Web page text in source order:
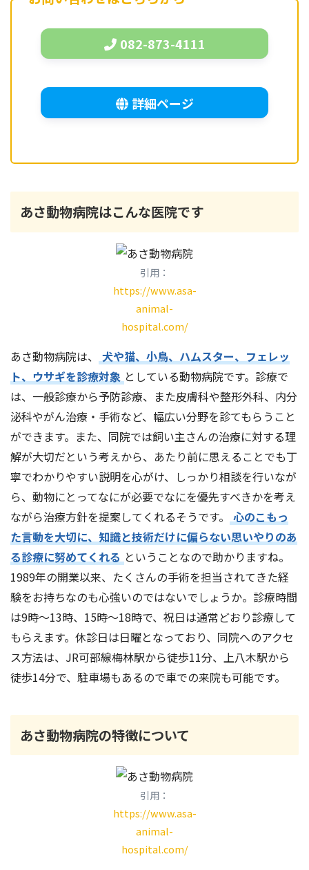
082-873-4111
詳細ページ
あさ動物病院はこんな医院です
引用：
https://www.asa-
animal-
hospital.com/
あさ動物病院は、
犬や猫、小鳥、ハムスター、フェレッ
ト、ウサギを診療対象 としている動物病院です。診療で
は、一般診療から予防診療、また皮膚科や整形外科、内分
泌科やがん治療・手術など、幅広い分野を診てもらうこと
ができます。また、同院では飼い主さんの治療に対する理
解が大切だという考えから、あたり前に思えることでも丁
寧でわかりやすい説明を心がけ、しっかり相談を行いなが
ら、動物にとってなにが必要でなにを優先すべきかを考え
ながら治療方針を提案してくれるそうです。
心のこもっ
た言動を大切に、知識と技術だけに偏らない思いやりのあ
る診療に努めてくれる ということなので助かりますね。
1989年の開業以来、たくさんの手術を担当されてきた経
験をお持ちなのも心強いのではないでしょうか。診療時間
は9時～13時、15時～18時で、祝日は通常どおり診療して
もらえます。休診日は日曜となっており、同院へのアクセ
ス方法は、JR可部線梅林駅から徒歩11分、上八木駅から
徒歩14分で、駐車場もあるので車での来院も可能です。
あさ動物病院の特徴について
引用：
https://www.asa-
animal-
hospital.com/